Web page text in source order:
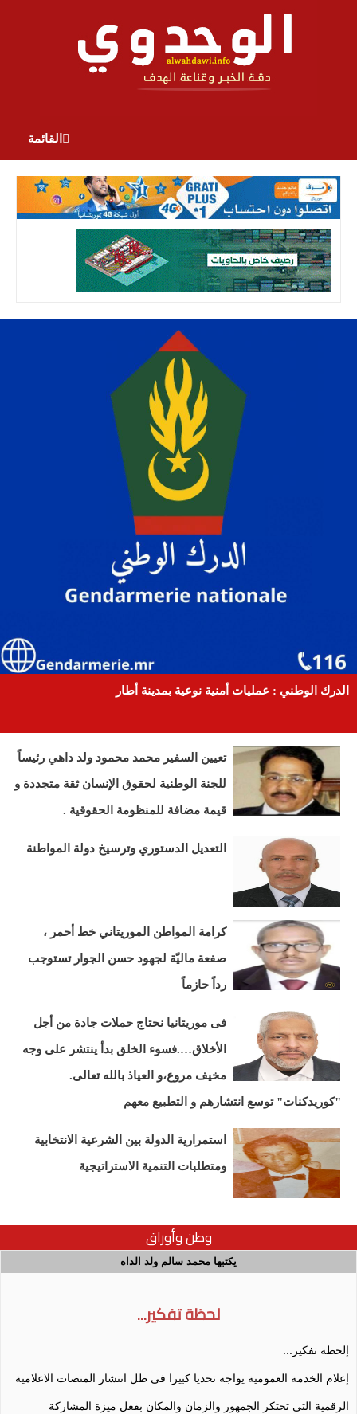
القائمة
الدرك الوطني : عمليات أمنية نوعية بمدينة أطار
تعيين السفير محمد محمود ولد داهي رئيساً
للجنة الوطنية لحقوق الإنسان ثقة متجددة و
قيمة مضافة للمنظومة الحقوقية .
التعديل الدستوري وترسيخ دولة المواطنة
كرامة المواطن الموريتاني خط أحمر ،
صفعة ماليّة لجهود حسن الجوار تستوجب
رداً حازماً
فى موريتانيا نحتاج حملات جادة من أجل
الأخلاق….فسوء الخلق بدأ ينتشر على وجه
مخيف مروع،و العياذ بالله تعالى.
"كوريدكنات" توسع انتشارهم و التطبيع معهم
استمرارية الدولة بين الشرعية الانتخابية
ومتطلبات التنمية الاستراتيجية
وطن وأوراق
يكتبها محمد سالم ولد الداه
لحظة تفكير...
إلحظة تفكير...
إعلام الخدمة العمومية يواجه تحديا كبيرا فى ظل انتشار المنصات الاعلامية
الرقمية التى تحتكر الجمهور والزمان والمكان بفعل ميزة المشاركة